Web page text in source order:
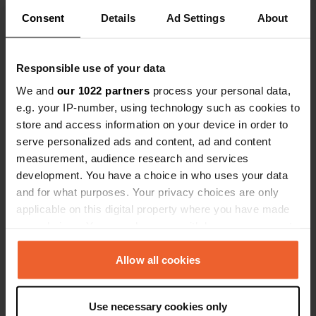
Consent Details Ad Settings About
Responsible use of your data
We and our 1022 partners process your personal data,
e.g. your IP-number, using technology such as cookies to
store and access information on your device in order to
serve personalized ads and content, ad and content
measurement, audience research and services
development. You have a choice in who uses your data
and for what purposes. Your privacy choices are only
applicable on this digital property where you have made
any time from the Cookie Declaration or by clicking on
the Privacy trigger icon.
Collect information about your geographical location
Allow all cookies
Use necessary cookies only
Sei stato qui?
Contatto
Posizione
Flostrandveien 687
8725, Rana, Norvegia
Coordinate